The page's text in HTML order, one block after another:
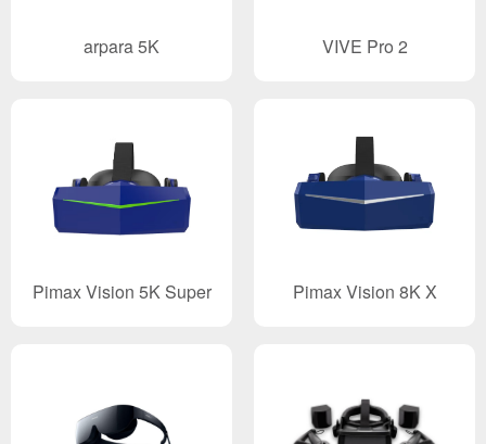
arpara 5K VIVE Pro 2
Pimax Vision 5K Super Pimax Vision 8K X